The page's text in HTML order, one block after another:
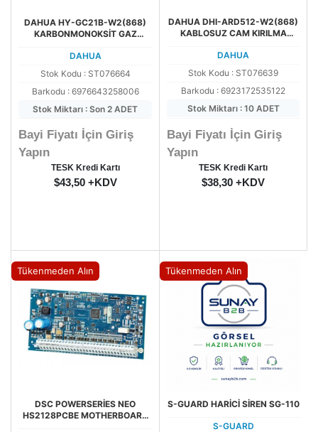
DAHUA HY-GC21B-W2(868)
KARBONMONOKSİT GAZ
DAHUA
Stok Kodu : ST076664
Barkodu : 6976643258006
Stok Miktarı : Son 2 ADET
Bayi Fiyatı İçin Giriş
Yapın
TESK Kredi Kartı
$43,50 +KDV
DAHUA DHI-ARD512-W2(868)
KABLOSUZ CAM KIRILMA
DAHUA
Stok Kodu : ST076639
Barkodu : 6923172535122
Stok Miktarı : 10 ADET
Bayi Fiyatı İçin Giriş
Yapın
TESK Kredi Kartı
$38,30 +KDV
Tükenmeden Alın
DSC POWERSERİES NEO
HS2128PCBE MOTHERBOARD
Tükenmeden Alın
S-GUARD HARİCİ SİREN SG-110
S-GUARD